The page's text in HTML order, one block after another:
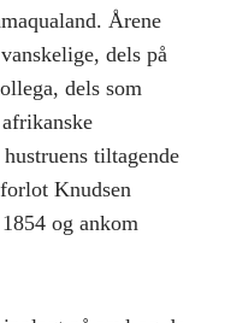
Årene
dels på
dels som
tiltagende
Knudsen
og ankom